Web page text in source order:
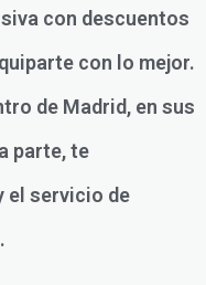
con descuentos
con lo mejor.
de Madrid, en sus
parte, te
el servicio de